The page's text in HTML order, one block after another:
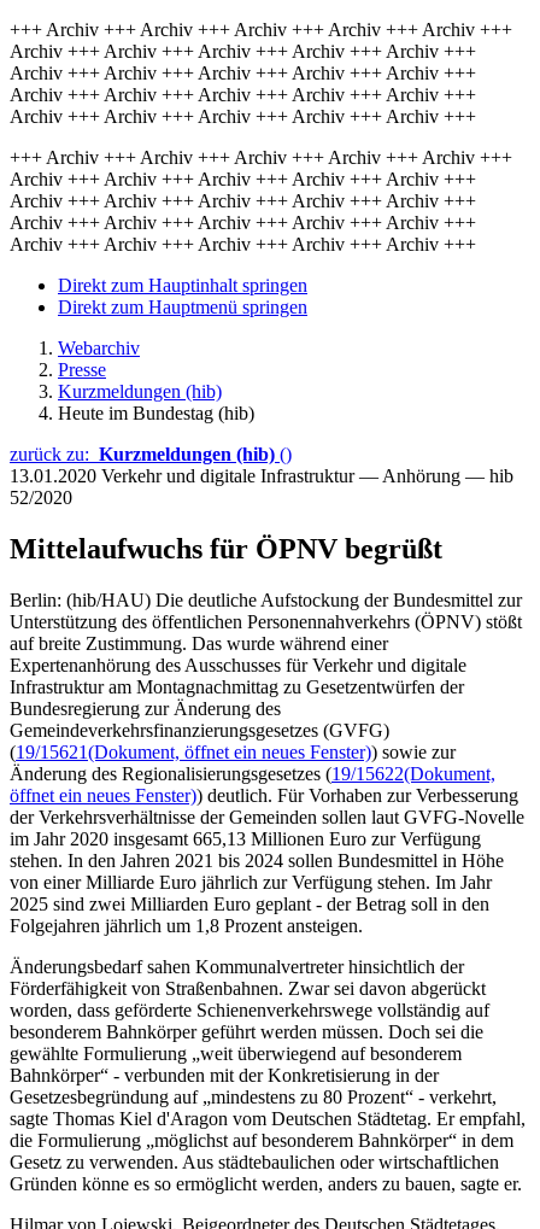
+++ Archiv +++ Archiv +++ Archiv +++ Archiv +++ Archiv +++
Archiv +++ Archiv +++ Archiv +++ Archiv +++ Archiv +++
Archiv +++ Archiv +++ Archiv +++ Archiv +++ Archiv +++
Archiv +++ Archiv +++ Archiv +++ Archiv +++ Archiv +++
Archiv +++ Archiv +++ Archiv +++ Archiv +++ Archiv +++
+++ Archiv +++ Archiv +++ Archiv +++ Archiv +++ Archiv +++
Archiv +++ Archiv +++ Archiv +++ Archiv +++ Archiv +++
Archiv +++ Archiv +++ Archiv +++ Archiv +++ Archiv +++
Archiv +++ Archiv +++ Archiv +++ Archiv +++ Archiv +++
Archiv +++ Archiv +++ Archiv +++ Archiv +++ Archiv +++
Direkt zum Hauptinhalt springen
Direkt zum Hauptmenü springen
Webarchiv
Presse
Kurzmeldungen (hib)
Heute im Bundestag (hib)
zurück zu: Kurzmeldungen (hib) ()
13.01.2020 Verkehr und digitale Infrastruktur — Anhörung — hib
52/2020
Mittelaufwuchs für ÖPNV begrüßt
Berlin: (hib/HAU) Die deutliche Aufstockung der Bundesmittel zur
Unterstützung des öffentlichen Personennahverkehrs (ÖPNV) stößt
auf breite Zustimmung. Das wurde während einer
Expertenanhörung des Ausschusses für Verkehr und digitale
Infrastruktur am Montagnachmittag zu Gesetzentwürfen der
Bundesregierung zur Änderung des
Gemeindeverkehrsfinanzierungsgesetzes (GVFG)
(19/15621(Dokument, öffnet ein neues Fenster)) sowie zur
Änderung des Regionalisierungsgesetzes (19/15622(Dokument,
öffnet ein neues Fenster)) deutlich. Für Vorhaben zur Verbesserung
der Verkehrsverhältnisse der Gemeinden sollen laut GVFG-Novelle
im Jahr 2020 insgesamt 665,13 Millionen Euro zur Verfügung
stehen. In den Jahren 2021 bis 2024 sollen Bundesmittel in Höhe
von einer Milliarde Euro jährlich zur Verfügung stehen. Im Jahr
2025 sind zwei Milliarden Euro geplant - der Betrag soll in den
Folgejahren jährlich um 1,8 Prozent ansteigen.
Änderungsbedarf sahen Kommunalvertreter hinsichtlich der
Förderfähigkeit von Straßenbahnen. Zwar sei davon abgerückt
worden, dass geförderte Schienenverkehrswege vollständig auf
besonderem Bahnkörper geführt werden müssen. Doch sei die
gewählte Formulierung „weit überwiegend auf besonderem
Bahnkörper“ - verbunden mit der Konkretisierung in der
Gesetzesbegründung auf „mindestens zu 80 Prozent“ - verkehrt,
sagte Thomas Kiel d'Aragon vom Deutschen Städtetag. Er empfahl,
die Formulierung „möglichst auf besonderem Bahnkörper“ in dem
Gesetz zu verwenden. Aus städtebaulichen oder wirtschaftlichen
Gründen könne es so ermöglicht werden, anders zu bauen, sagte er.
Hilmar von Lojewski, Beigeordneter des Deutschen Städtetages,